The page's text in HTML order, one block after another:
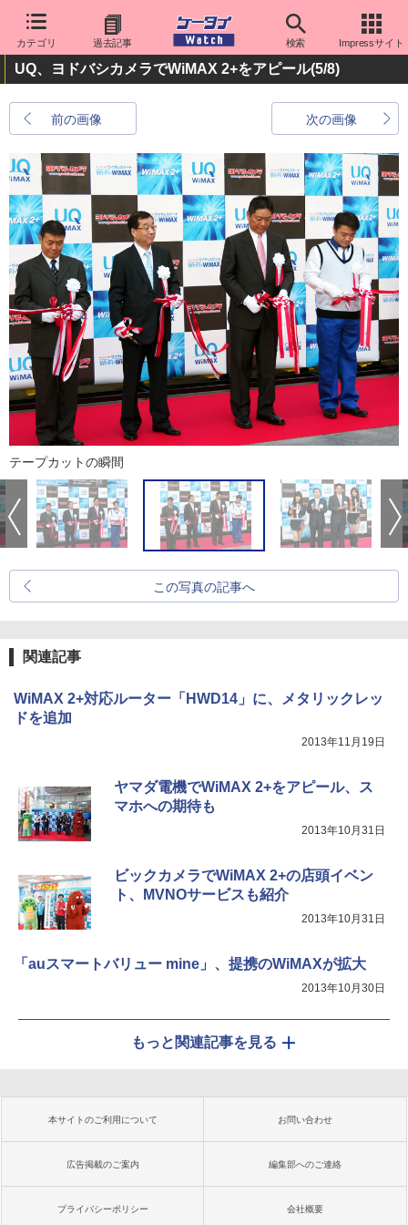
カテゴリ 過去記事 検索 Impressサイト
UQ、ヨドバシカメラでWiMAX 2+をアピール(5/8)
前の画像 次の画像
テープカットの瞬間
この写真の記事へ
関連記事
WiMAX 2+対応ルーター「HWD14」に、メタリックレッ
ドを追加
2013年11月19日
ヤマダ電機でWiMAX 2+をアピール、ス
マホへの期待も
2013年10月31日
ビックカメラでWiMAX 2+の店頭イベン
ト、MVNOサービスも紹介
2013年10月31日
「auスマートバリュー mine」、提携のWiMAXが拡大
2013年10月30日
もっと関連記事を見る
本サイトのご利用について お問い合わせ
広告掲載のご案内 編集部へのご連絡
プライバシーポリシー 会社概要